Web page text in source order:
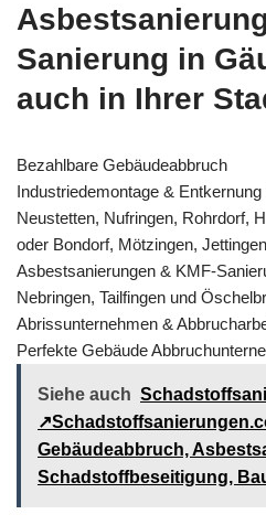
Sanierung in
auch in Ihrer
Bezahlbare Gebäudeabbruch
Industriedemontage & Entkernung
Neustetten, Nufringen, Rohrdorf,
oder Bondorf, Mötzingen, Jettingen
Asbestsanierungen & KMF-
Nebringen, Tailfingen und
Abrissunternehmen &
Perfekte Gebäude
Siehe auch
Gebäudeabbruch,
Schadstoffbeseitigung,